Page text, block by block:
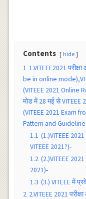
Contents hide
1 1.VITEEE2021
be in online
(VITEEE 2021
मोड में 28 मई से VITEEE
(VITEEE 2021 Exam
Pattern and
1.1 (1.)VITEEE
VITEEE 2021?)-
1.2 (2.)VITEEE 2021
2021)-
1.3 (3.) VITEEE में
2 2.VITEEE 2021